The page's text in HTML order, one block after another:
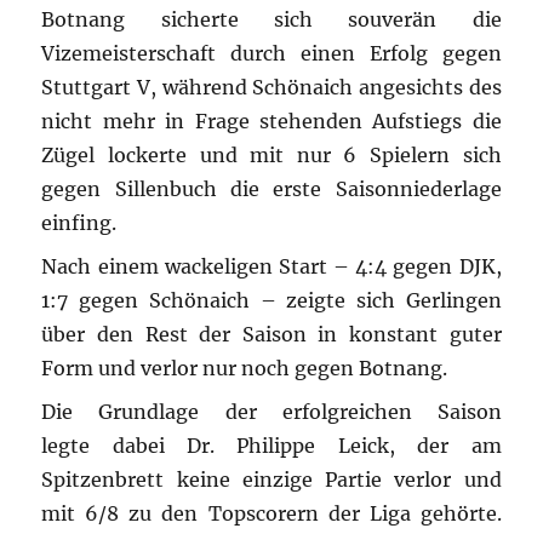
Botnang sicherte sich souverän die
Vizemeisterschaft durch einen Erfolg gegen
Stuttgart V, während Schönaich angesichts des
nicht mehr in Frage stehenden Aufstiegs die
Zügel lockerte und mit nur 6 Spielern sich
gegen Sillenbuch die erste Saisonniederlage
einfing.
Nach einem wackeligen Start – 4:4 gegen DJK,
1:7 gegen Schönaich – zeigte sich Gerlingen
über den Rest der Saison in konstant guter
Form und verlor nur noch gegen Botnang.
Die Grundlage der erfolgreichen Saison
legte dabei Dr. Philippe Leick, der am
Spitzenbrett keine einzige Partie verlor und
mit 6/8 zu den Topscorern der Liga gehörte.